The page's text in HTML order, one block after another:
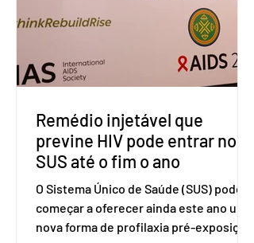
divulgada pelo Ministério das Relações
Exteriores, o Brasil considera que as
incompatíveis com as obrigações
assumidas pelos Estados Unid
Remédio injetável que
previne HIV pode entrar no
SUS até o fim o ano
O Sistema Único de Saúde (SUS) pode
começar a oferecer ainda este ano uma
nova forma de profilaxia pré-exposição